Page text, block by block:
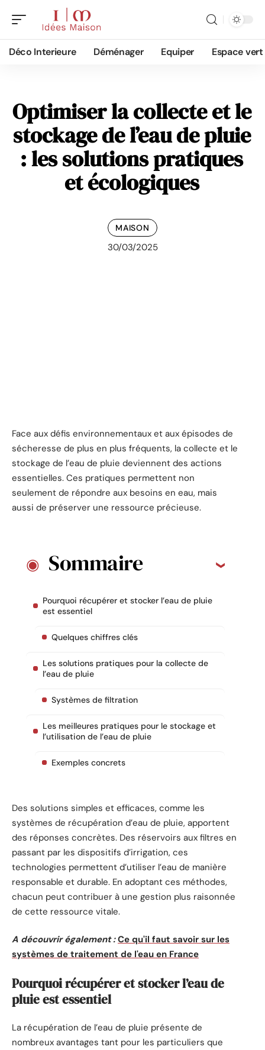
Déco Interieure Déménager Equiper Espace vert
Optimiser la collecte et le
stockage de l’eau de pluie
: les solutions pratiques
et écologiques
MAISON
30/03/2025
Face aux défis environnementaux et aux épisodes de
sécheresse de plus en plus fréquents, la collecte et le
stockage de l’eau de pluie deviennent des actions
essentielles. Ces pratiques permettent non
seulement de répondre aux besoins en eau, mais
aussi de préserver une ressource précieuse.
Sommaire
Pourquoi récupérer et stocker l’eau de pluie
est essentiel
Quelques chiffres clés
Les solutions pratiques pour la collecte de
l’eau de pluie
Systèmes de filtration
Les meilleures pratiques pour le stockage et
l’utilisation de l’eau de pluie
Exemples concrets
Des solutions simples et efficaces, comme les
systèmes de récupération d’eau de pluie, apportent
des réponses concrètes. Des réservoirs aux filtres en
passant par les dispositifs d’irrigation, ces
technologies permettent d’utiliser l’eau de manière
responsable et durable. En adoptant ces méthodes,
chacun peut contribuer à une gestion plus raisonnée
de cette ressource vitale.
A découvrir également : Ce qu'il faut savoir sur les
systèmes de traitement de l'eau en France
Pourquoi récupérer et stocker l’eau de
pluie est essentiel
La récupération de l’eau de pluie présente de
nombreux avantages tant pour les particuliers que